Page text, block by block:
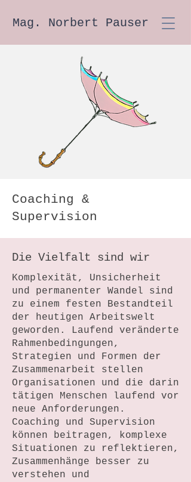
Mag. Norbert Pauser
Coaching &
Supervision
Die Vielfalt sind wir
Komplexität, Unsicherheit
und permanenter Wandel sind
zu einem festen Bestandteil
der heutigen Arbeitswelt
geworden. Laufend veränderte
Rahmenbedingungen,
Strategien und Formen der
Zusammenarbeit stellen
Organisationen und die darin
tätigen Menschen laufend vor
neue Anforderungen.
Coaching und Supervision
können beitragen, komplexe
Situationen zu reflektieren,
Zusammenhänge besser zu
verstehen und